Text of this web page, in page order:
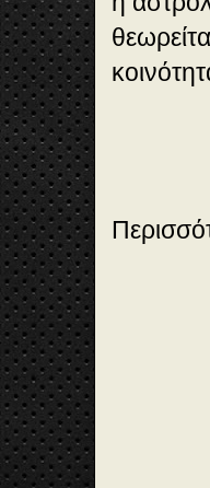
🎞️
Vi
de
o
12
:1
1